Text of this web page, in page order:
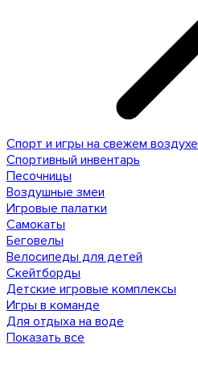
Спорт и игры на свежем воздухе
Спортивный инвентарь
Песочницы
Воздушные змеи
Игровые палатки
Самокаты
Беговелы
Велосипеды для детей
Скейтборды
Детские игровые комплексы
Игры в команде
Для отдыха на воде
Показать все